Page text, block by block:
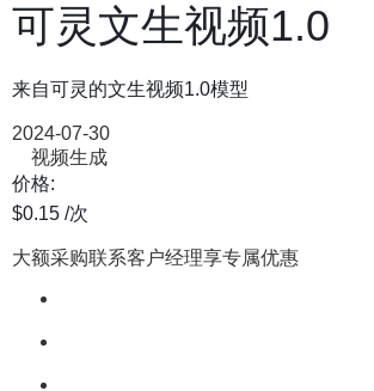
可灵文生视频1.0
来自可灵的文生视频1.0模型
2024-07-30
视频生成
价格:
$0.15 /次
大额采购联系客户经理享专属优惠